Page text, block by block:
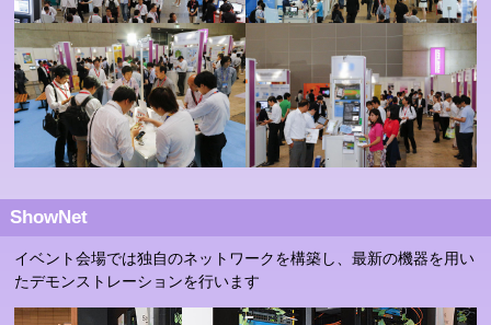
ShowNet
イベント会場では独自のネットワークを構築し、最新の機器を用い
たデモンストレーションを行います